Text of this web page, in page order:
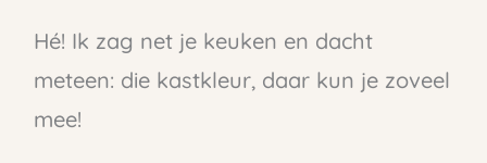
Hé! Ik zag net je keuken en dacht
meteen: die kastkleur, daar kun je zoveel
mee!